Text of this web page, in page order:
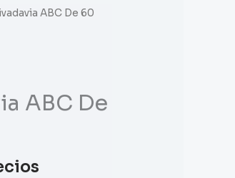
ABC De 60
ABC De